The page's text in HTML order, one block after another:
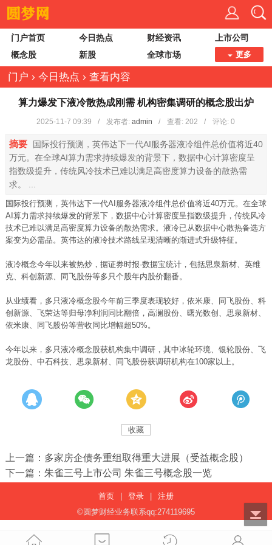
门户首页 今日热点 财经资讯
上市公司
概念股
新股 全球市场 更多
门户 › 今日热点 › 查看内容
算力爆发下液冷散热成刚需 机构密集调研的概念股出炉
2025-11-7 09:39 / 发布者:admin / 查看:202 / 评论: 0
摘要
国际投行预测，英伟达下一代AI服务器液冷组件总价值将近40
万元。在全球AI算力需求持续爆发的背景下，数据中心计算密度呈
指数级提升，传统风冷技术已难以满足高密度算力设备的散热需
求。 ...
国际投行预测，英伟达下一代AI服务器液冷组件总价值将近40万元。在全球
AI算力需求持续爆发的背景下，数据中心计算密度呈指数级提升，传统风冷
技术已难以满足高密度算力设备的散热需求。液冷已从数据中心散热备选方
案变为必需品。英伟达的液冷技术路线呈现清晰的渐进式升级特征。
液冷概念今年以来被热炒，据证券时报·数据宝统计，包括思泉新材、英维
克、科创新源、同飞股份等多只个股年内股价翻番。
从业绩看，多只液冷概念股今年前三季度表现较好，依米康、同飞股份、科
创新源、飞荣达等归母净利润同比翻倍，高澜股份、曙光数创、思泉新材、
依米康、同飞股份等营收同比增幅超50%。
今年以来，多只液冷概念股获机构集中调研，其中冰轮环境、银轮股份、飞
龙股份、中石科技、思泉新材、同飞股份获调研机构在100家以上。
收藏
上一篇：多家房企债务重组取得重大进展（受益概念股）
下一篇：朱雀三号上市公司 朱雀三号概念股一览
首页 登录
注册
©圆梦财经业务联系qq:274119695